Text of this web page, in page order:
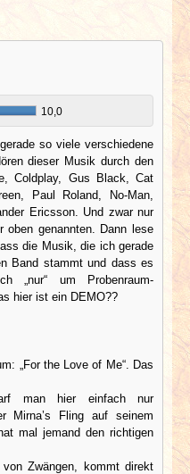
10,0
so viele verschiedene
dieser Musik durch den
Coldplay, Gus Black, Cat
Paul Roland, No-Man,
Ericsson. Und zwar nur
oben genannten. Dann lese
die Musik, die ich gerade
Band stammt und dass es
„nur“ um Probenraum-
hier ist ein DEMO??
„For the Love of Me“. Das
man hier einfach nur
Mirna’s Fling auf seinem
mal jemand den richtigen
Zwängen, kommt direkt